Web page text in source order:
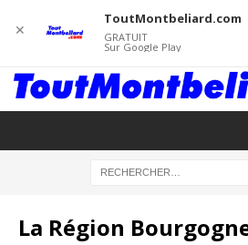
La Région
✕
ToutMontbeliard.com
GRATUIT
Sur Google Play